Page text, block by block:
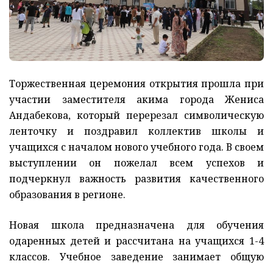
Торжественная церемония открытия прошла при
участии заместителя акима города Жениса
Андабекова, который перерезал символическую
ленточку и поздравил коллектив школы и
учащихся с началом нового учебного года. В своем
выступлении он пожелал всем успехов и
подчеркнул важность развития качественного
образования в регионе.
Новая школа предназначена для обучения
одаренных детей и рассчитана на учащихся 1-4
классов. Учебное заведение занимает общую